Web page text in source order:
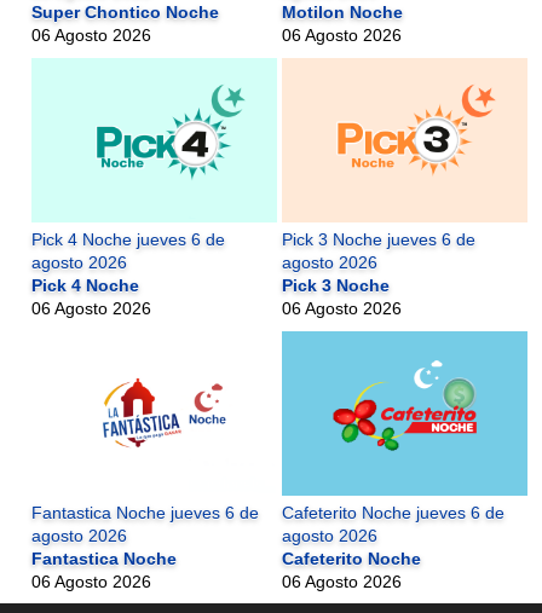
Super Chontico Noche
06 Agosto 2026
Motilon Noche
06 Agosto 2026
Pick 4 Noche jueves 6 de
agosto 2026
Pick 4 Noche
06 Agosto 2026
Pick 3 Noche jueves 6 de
agosto 2026
Pick 3 Noche
06 Agosto 2026
Fantastica Noche jueves 6 de
agosto 2026
Fantastica Noche
06 Agosto 2026
Cafeterito Noche jueves 6 de
agosto 2026
Cafeterito Noche
06 Agosto 2026